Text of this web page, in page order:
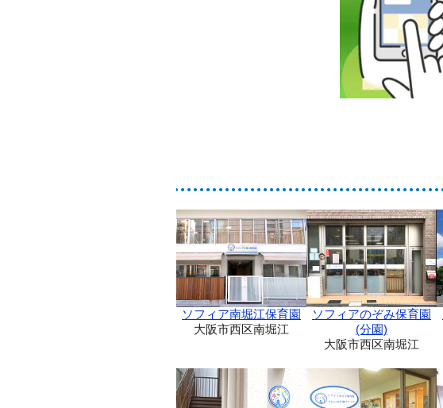
ソフィア南堀江保育園
大阪市西区南堀江
ソフィアのぞみ保育園
(分園)
大阪市西区南堀江